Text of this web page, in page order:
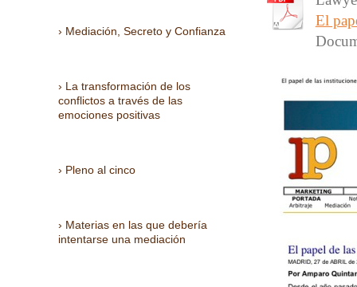
El
Mediación, Secreto y Confianza
La transformación de los
conflictos a través de las
emociones positivas
Pleno al cinco
Materias en las que debería
intentarse una mediación